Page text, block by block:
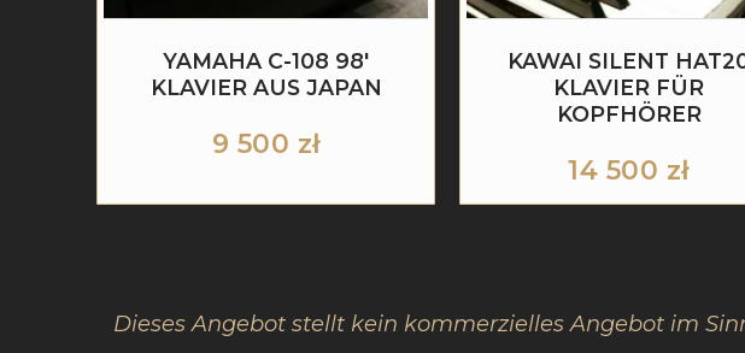
YAMAHA C-108 98′
KLAVIER AUS JAPAN
9 500 zł
KAWAI SILENT
KLAVIER FÜR
KOPFHÖRER
14 500 zł
Dieses Angebot stellt kein kommerzielles Angebot im